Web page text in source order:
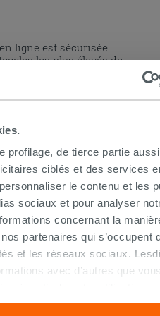
profilage, de tierce partie
ciblés et des services
le contenu et les
sociaux et pour analyser
concernant la
partenaires qui s’occupent
et les réseaux sociaux.
avec d’autres que
savoir davantage ou refusez
ligne est sécurisée
les plus élevés de
pouvez payer par carte
bancaire.
ligne la loi prévoit un
calendaires.
la page dudroit de